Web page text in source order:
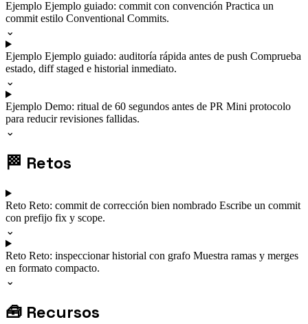
Ejemplo Ejemplo guiado: commit con convención Practica un
commit estilo Conventional Commits.
⌄
Ejemplo Ejemplo guiado: auditoría rápida antes de push Comprueba
estado, diff staged e historial inmediato.
⌄
Ejemplo Demo: ritual de 60 segundos antes de PR Mini protocolo
para reducir revisiones fallidas.
⌄
🏁 Retos
Reto Reto: commit de corrección bien nombrado Escribe un commit
con prefijo fix y scope.
⌄
Reto Reto: inspeccionar historial con grafo Muestra ramas y merges
en formato compacto.
⌄
🧰 Recursos